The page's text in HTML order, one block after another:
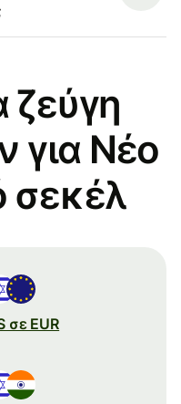
ζεύγη
για Νέο
σεκέλ
σε EUR